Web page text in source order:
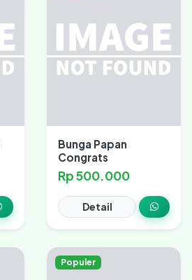
Bunga Papan
Congrats
Rp 500.000
Detail
Populer